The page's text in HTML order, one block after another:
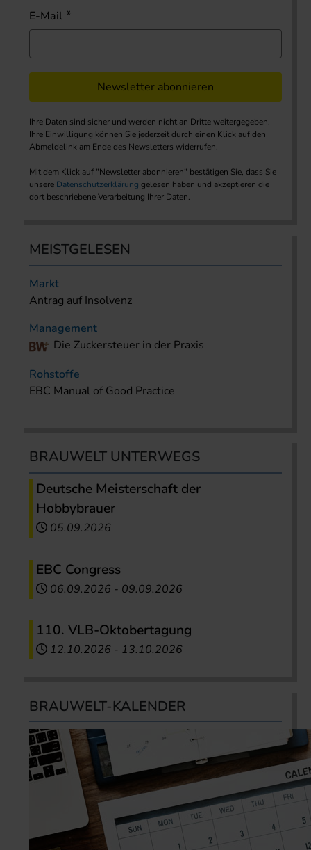
E-Mail
Newsletter abonnieren
Ihre Daten sind sicher und werden nicht an Dritte weitergegeben.
Ihre Einwilligung können Sie jederzeit durch einen Klick auf den
Abmeldelink am Ende des Newsletters widerrufen.
Mit dem Klick auf "Newsletter abonnieren" bestätigen Sie, dass Sie
unsere Datenschutzerklärung gelesen haben und akzeptieren die
dort beschriebene Verarbeitung Ihrer Daten.
MEISTGELESEN
Markt
Antrag auf Insolvenz
Management
Die Zuckersteuer in der Praxis
Rohstoffe
EBC Manual of Good Practice
BRAUWELT UNTERWEGS
Deutsche Meisterschaft der
Hobbybrauer
05.09.2026
EBC Congress
06.09.2026 - 09.09.2026
110. VLB-Oktobertagung
12.10.2026 - 13.10.2026
BRAUWELT-KALENDER